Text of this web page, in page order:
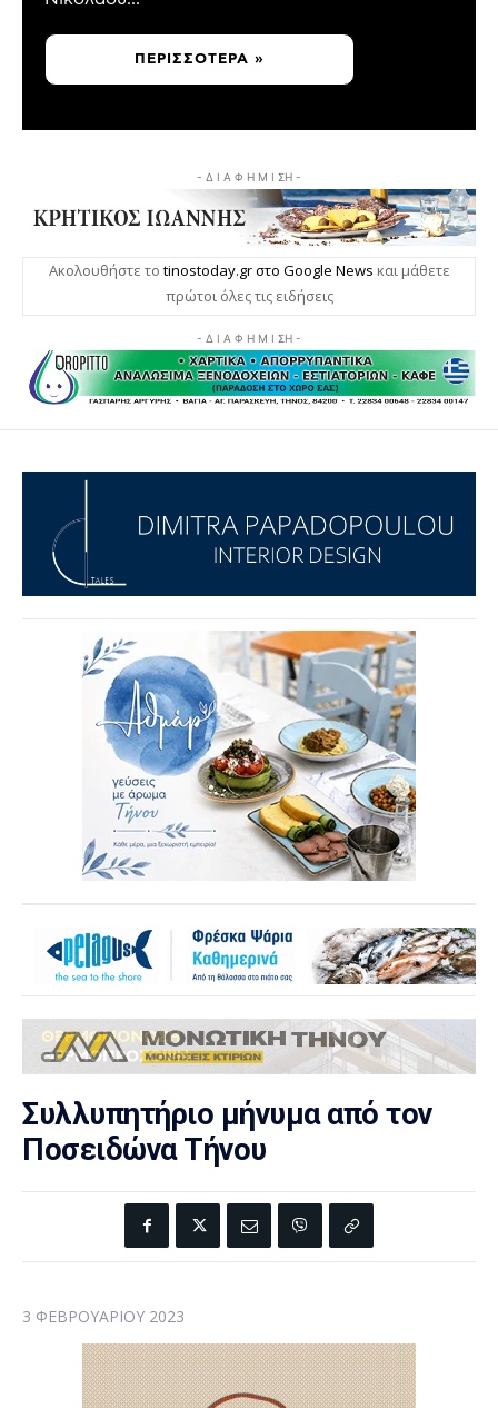
ΠΕΡΙΣΣΌΤΕΡΑ »
- Δ Ι Α Φ Η Μ Ι ΣΗ -
Ακολουθήστε το tinostoday.gr στο Google News και μάθετε
πρώτοι όλες τις ειδήσεις
- Δ Ι Α Φ Η Μ Ι ΣΗ -